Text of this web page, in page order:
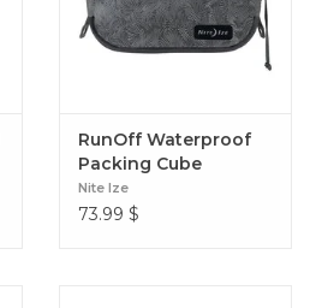
RunOff Waterproof
Packing Cube
Nite Ize
73.99 $